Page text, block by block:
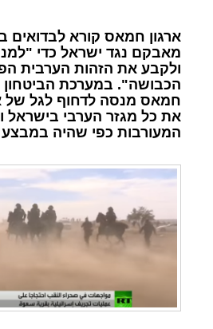
ארגון חמאס קורא לבדואים
מאבקם נגד ישראל כדי
ולקבע את הזהות הערבית
הכבושה". במערכת הביטחון
חמאס מנסה לדחוף לגל של
את כל מגזר הערבי בישראל
המעורבות כפי שהיה